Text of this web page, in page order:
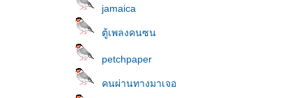
jamaica
ตู้เพลงคนซน
petchpaper
คนผ่านทางมาเจอ